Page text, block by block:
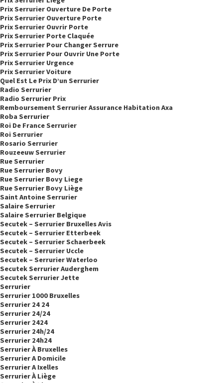
Prix Serrurier Ouverture De Porte
Prix Serrurier Ouverture Porte
Prix Serrurier Ouvrir Porte
Prix Serrurier Porte Claquée
Prix Serrurier Pour Changer Serrure
Prix Serrurier Pour Ouvrir Une Porte
Prix Serrurier Urgence
Prix Serrurier Voiture
Quel Est Le Prix D’un Serrurier
Radio Serrurier
Radio Serrurier Prix
Remboursement Serrurier Assurance Habitation Axa
Roba Serrurier
Roi De France Serrurier
Roi Serrurier
Rosario Serrurier
Rouzeeuw Serrurier
Rue Serrurier
Rue Serrurier Bovy
Rue Serrurier Bovy Liege
Rue Serrurier Bovy Liège
Saint Antoine Serrurier
Salaire Serrurier
Salaire Serrurier Belgique
Secutek – Serrurier Bruxelles Avis
Secutek – Serrurier Etterbeek
Secutek – Serrurier Schaerbeek
Secutek – Serrurier Uccle
Secutek – Serrurier Waterloo
Secutek Serrurier Auderghem
Secutek Serrurier Jette
Serrurier
Serrurier 1000 Bruxelles
Serrurier 24 24
Serrurier 24/24
Serrurier 2424
Serrurier 24h/24
Serrurier 24h24
Serrurier À Bruxelles
Serrurier A Domicile
Serrurier A Ixelles
Serrurier À Liège